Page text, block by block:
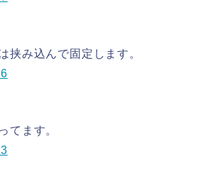
挟み込んで固定します。
てます。